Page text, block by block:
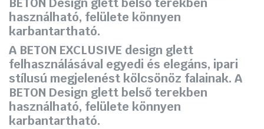
használható, felülete könnyen
karbantartható.
A BETON EXCLUSIVE design glett
felhasználásával egyedi és elegáns, ipari
stílusú megjelenést kölcsönöz falainak. A
BETON Design glett belső terekben
használható, felülete könnyen
karbantartható.